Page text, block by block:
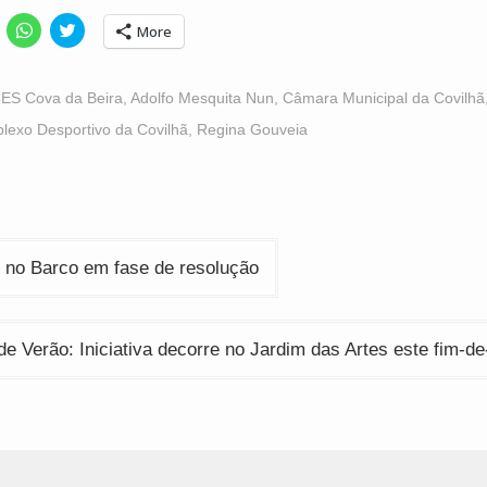
Click
to
(Opens
new
window)
Click
to
(Opens
new
window)
More
Cova da Beira, Adolfo Mesquita Nun, Câmara Municipal da Covilhã,
Desportivo da Covilhã, Regina Gouveia
no Barco em fase de resolução
Verão: Iniciativa decorre no Jardim das Artes este fim-